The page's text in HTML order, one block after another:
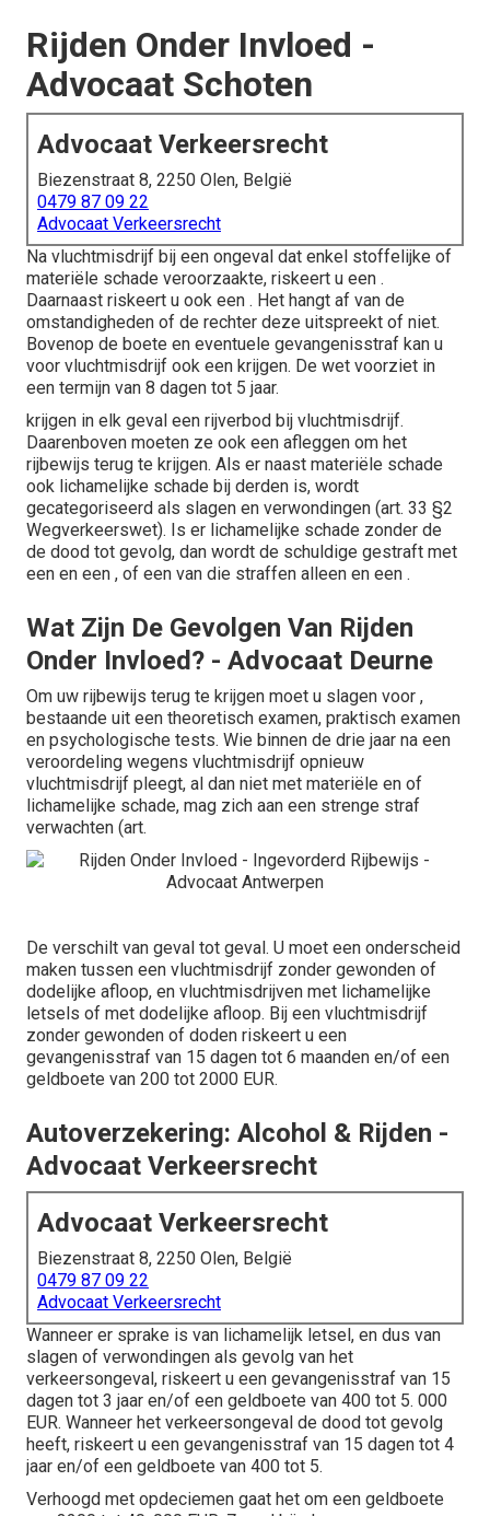
Rijden Onder Invloed -
Advocaat Schoten
Advocaat Verkeersrecht
Biezenstraat 8, 2250 Olen, België
0479 87 09 22
Advocaat Verkeersrecht
Na vluchtmisdrijf bij een ongeval dat enkel stoffelijke of
materiële schade veroorzaakte, riskeert u een .
Daarnaast riskeert u ook een . Het hangt af van de
omstandigheden of de rechter deze uitspreekt of niet.
Bovenop de boete en eventuele gevangenisstraf kan u
voor vluchtmisdrijf ook een krijgen. De wet voorziet in
een termijn van 8 dagen tot 5 jaar.
krijgen in elk geval een rijverbod bij vluchtmisdrijf.
Daarenboven moeten ze ook een afleggen om het
rijbewijs terug te krijgen. Als er naast materiële schade
ook lichamelijke schade bij derden is, wordt
gecategoriseerd als slagen en verwondingen (art. 33 §2
Wegverkeerswet). Is er lichamelijke schade zonder de
de dood tot gevolg, dan wordt de schuldige gestraft met
een en een , of een van die straffen alleen en een .
Wat Zijn De Gevolgen Van Rijden
Onder Invloed? - Advocaat Deurne
Om uw rijbewijs terug te krijgen moet u slagen voor ,
bestaande uit een theoretisch examen, praktisch examen
en psychologische tests. Wie binnen de drie jaar na een
veroordeling wegens vluchtmisdrijf opnieuw
vluchtmisdrijf pleegt, al dan niet met materiële en of
lichamelijke schade, mag zich aan een strenge straf
verwachten (art.
De verschilt van geval tot geval. U moet een onderscheid
maken tussen een vluchtmisdrijf zonder gewonden of
dodelijke afloop, en vluchtmisdrijven met lichamelijke
letsels of met dodelijke afloop. Bij een vluchtmisdrijf
zonder gewonden of doden riskeert u een
gevangenisstraf van 15 dagen tot 6 maanden en/of een
geldboete van 200 tot 2000 EUR.
Autoverzekering: Alcohol & Rijden -
Advocaat Verkeersrecht
Advocaat Verkeersrecht
Biezenstraat 8, 2250 Olen, België
0479 87 09 22
Advocaat Verkeersrecht
Wanneer er sprake is van lichamelijk letsel, en dus van
slagen of verwondingen als gevolg van het
verkeersongeval, riskeert u een gevangenisstraf van 15
dagen tot 3 jaar en/of een geldboete van 400 tot 5. 000
EUR. Wanneer het verkeersongeval de dood tot gevolg
heeft, riskeert u een gevangenisstraf van 15 dagen tot 4
jaar en/of een geldboete van 400 tot 5.
Verhoogd met opdeciemen gaat het om een geldboete